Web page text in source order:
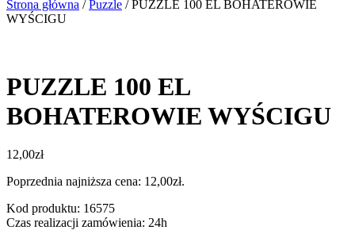
Strona główna /Puzzle / PUZZLE 100 EL BOHATEROWIE
WYŚCIGU
PUZZLE 100 EL
BOHATEROWIE WYŚCIGU
12,00zł
Poprzednia najniższa cena: 12,00zł.
Kod produktu: 16575
Czas realizacji zamówienia: 24h